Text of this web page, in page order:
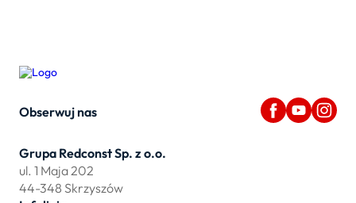
Obserwuj nas
Grupa Redconst Sp. z o.o.
ul. 1 Maja 202
44-348 Skrzyszów